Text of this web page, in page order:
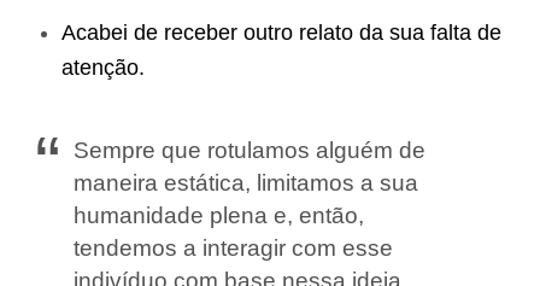
Acabei de receber outro relato da sua falta de
atenção.
Sempre que rotulamos alguém de
maneira estática, limitamos a sua
humanidade plena e, então,
tendemos a interagir com esse
indivíduo com base nessa ideia